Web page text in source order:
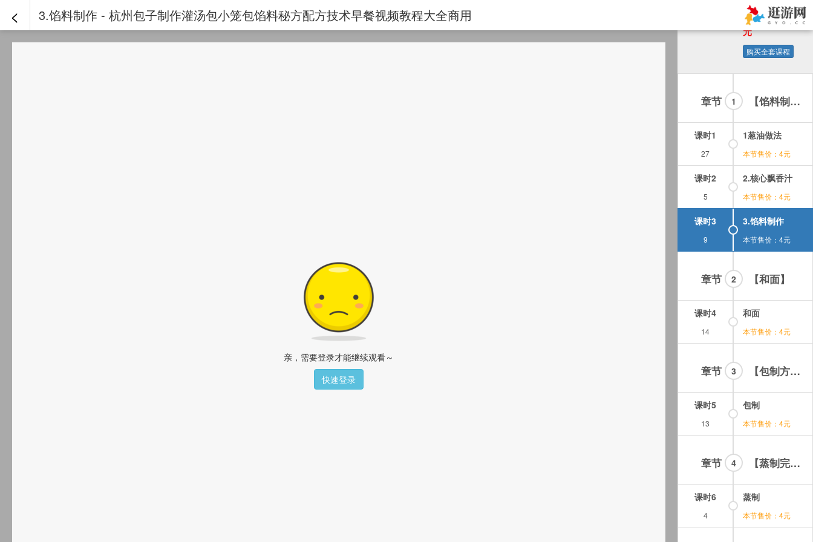
< 3.馅料制作 - 杭州包子制作灌汤包小笼包馅料秘方配方技术早餐视频教程大全商用
亲，需要登录才能继续观看～
快速登录
全套售价：24.00
元
购买全套课程
章节 【馅料制作】
1
课时1
27
1葱油做法
本节售价：4元
课时2
5
2.核心飘香汁
本节售价：4元
课时3
9
3.馅料制作
本节售价：4元
章节 【和面】
2
课时4
14
和面
本节售价：4元
章节 【包制方法】
3
课时5
13
包制
本节售价：4元
章节 【蒸制完成】
4
课时6
4
蒸制
本节售价：4元